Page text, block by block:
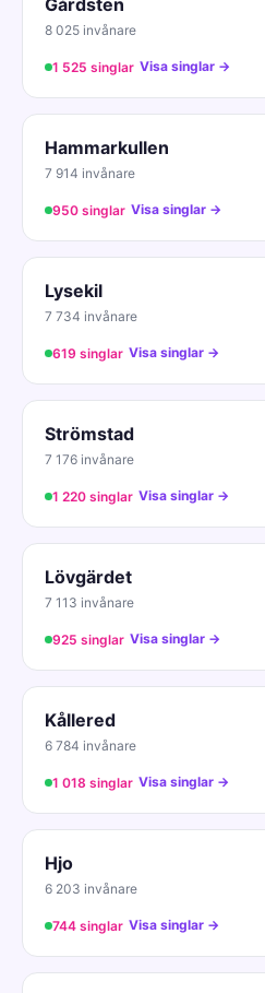
8 025 invånare
1 525 singlar Visa singlar →
Hammarkullen
7 914 invånare
950 singlar Visa singlar →
Lysekil
7 734 invånare
619 singlar Visa singlar →
Strömstad
7 176 invånare
1 220 singlar Visa singlar →
Lövgärdet
7 113 invånare
925 singlar Visa singlar →
Kållered
6 784 invånare
1 018 singlar Visa singlar →
Hjo
6 203 invånare
744 singlar Visa singlar →